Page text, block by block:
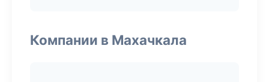
Компании в Махачкала